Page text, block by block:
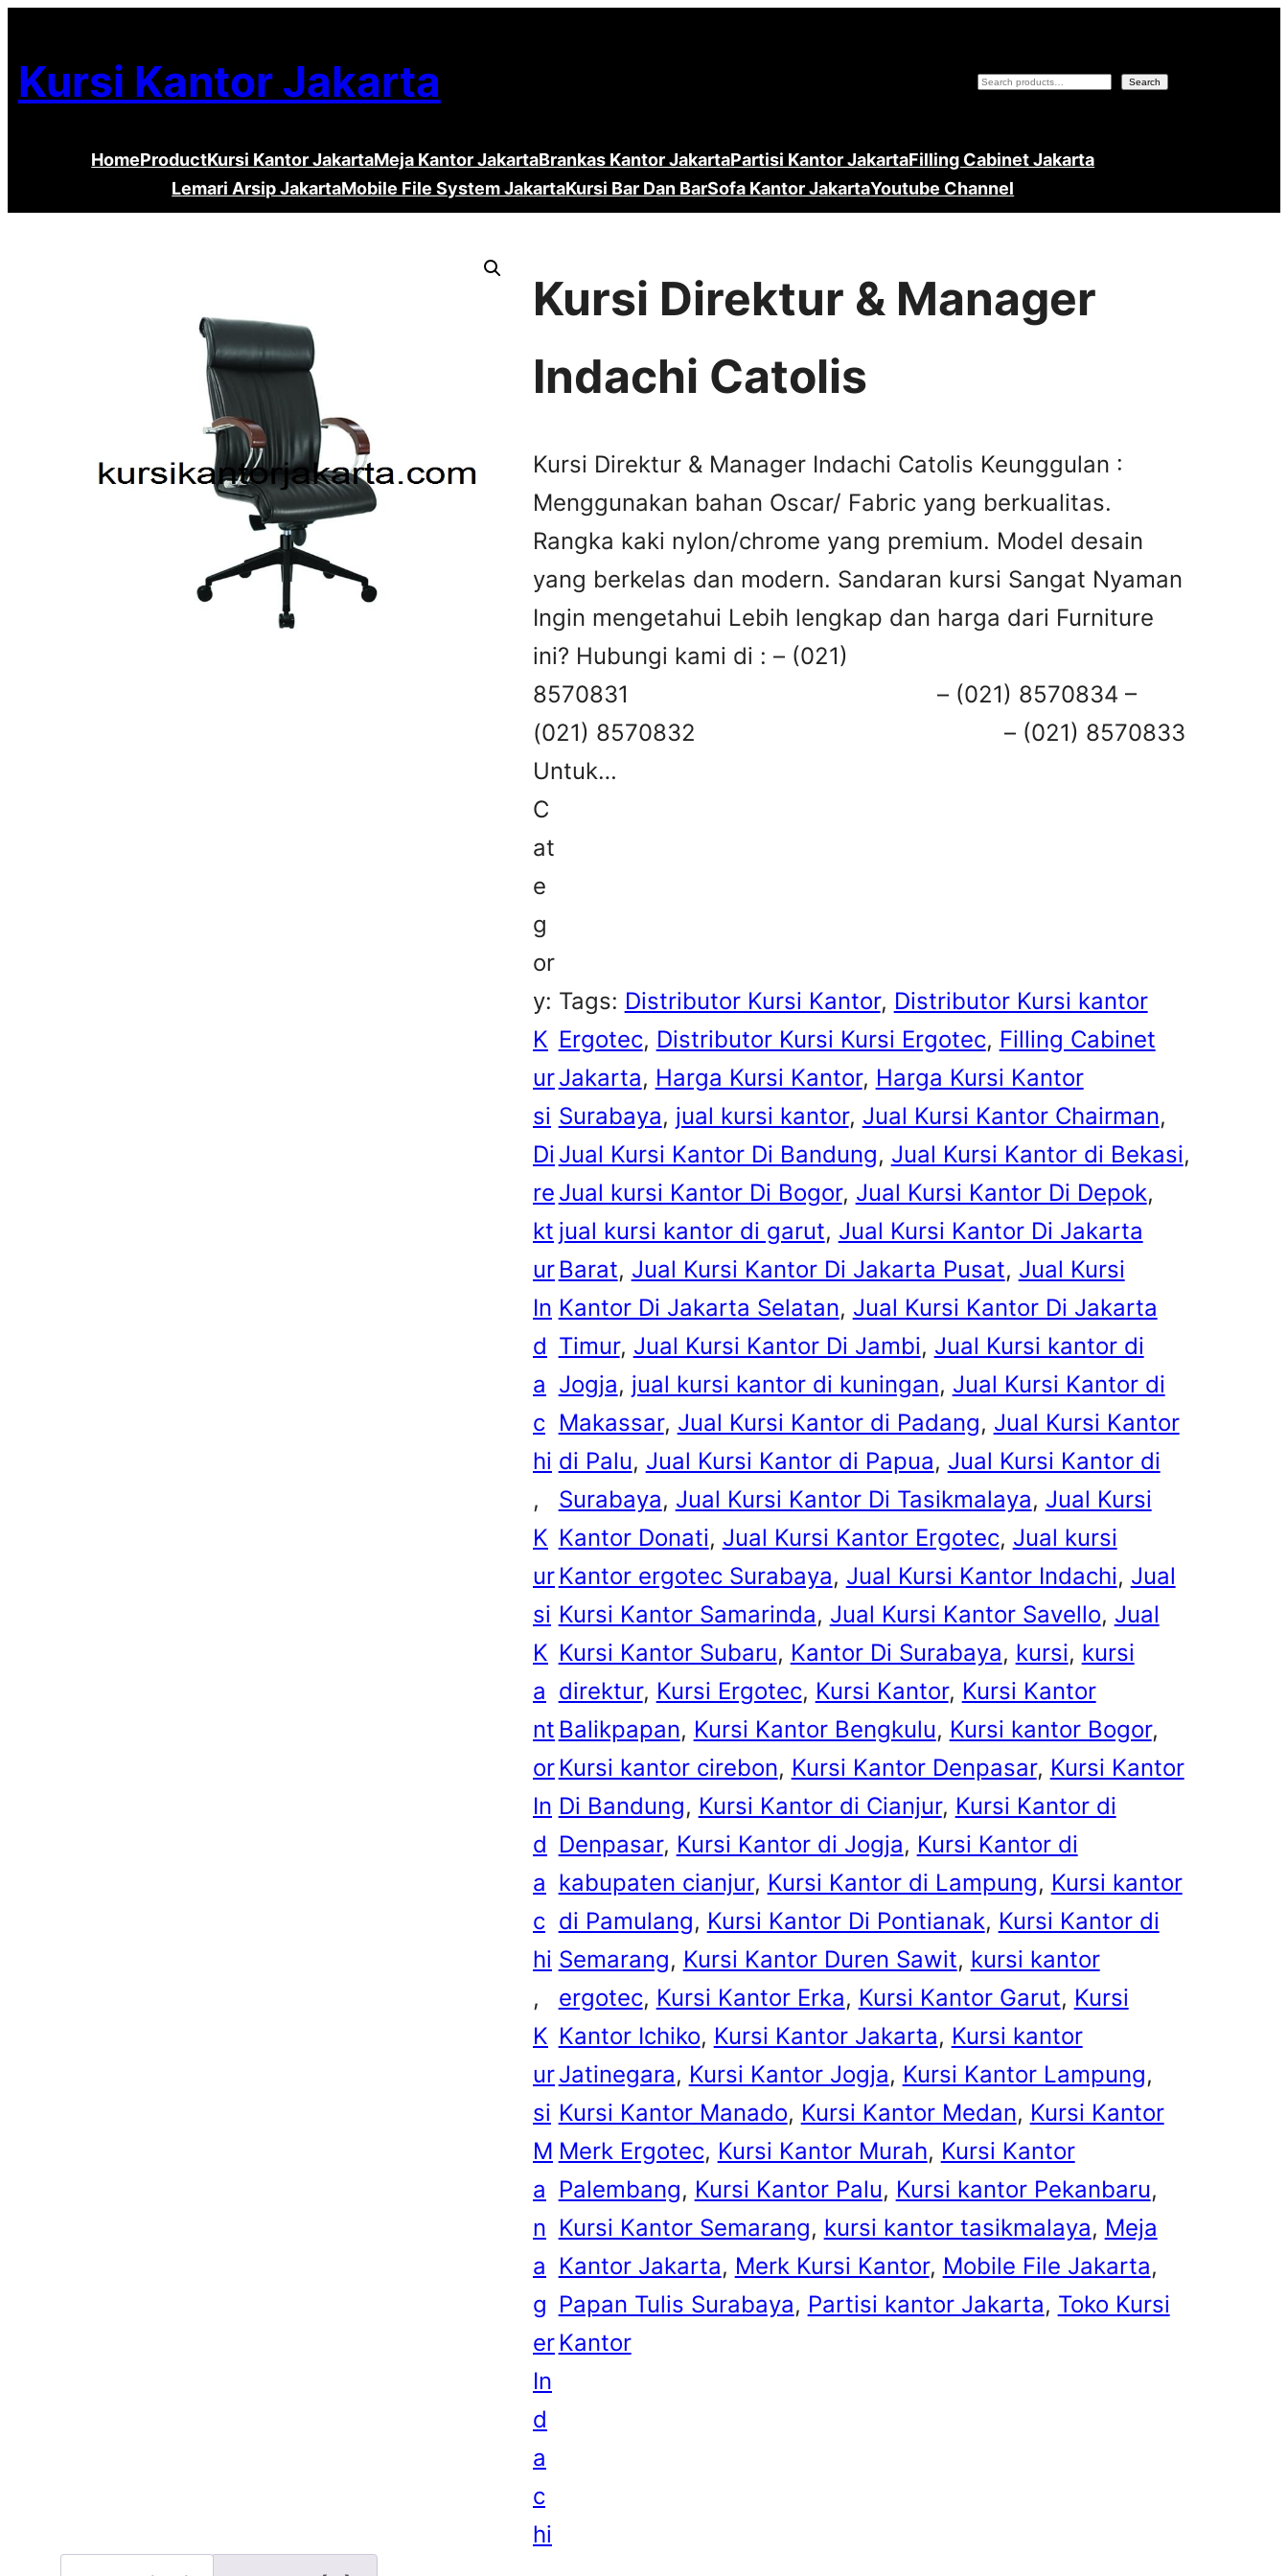
ke
konten
Kursi Kantor Jakarta Search Search
HomeProductKursi Kantor JakartaMeja Kantor JakartaBrankas Kantor JakartaPartisi Kantor JakartaFilling Cabinet Jakarta
Lemari Arsip JakartaMobile File System JakartaKursi Bar Dan BarSofa Kantor JakartaYoutube Channel
Kursi Direktur & Manager
Indachi Catolis
Kursi Direktur & Manager Indachi Catolis Keunggulan :
Menggunakan bahan Oscar/ Fabric yang berkualitas.
Rangka kaki nylon/chrome yang premium. Model desain
yang berkelas dan modern. Sandaran kursi Sangat Nyaman
Ingin mengetahui Lebih lengkap dan harga dari Furniture
ini? Hubungi kami di : – (021)
8570831 – (021) 8570834 –
(021) 8570832 – (021) 8570833
Untuk…
C
at
e
g
or
y:
K
ur
si
Di
re
kt
ur
In
d
a
c
hi
K
ur
si
K
a
nt
or
In
d
a
c
hi
K
ur
si
M
a
n
a
g
er
In
d
a
c
hi
Tags: Distributor Kursi Kantor, Distributor Kursi kantor
Ergotec, Distributor Kursi Kursi Ergotec, Filling Cabinet
Jakarta, Harga Kursi Kantor, Harga Kursi Kantor
Surabaya, jual kursi kantor, Jual Kursi Kantor Chairman
Jual Kursi Kantor Di Bandung, Jual Kursi Kantor di Bekasi
Jual kursi Kantor Di Bogor, Jual Kursi Kantor Di Depok
jual kursi kantor di garut, Jual Kursi Kantor Di Jakarta
Barat, Jual Kursi Kantor Di Jakarta Pusat, Jual Kursi
Kantor Di Jakarta Selatan, Jual Kursi Kantor Di Jakarta
Timur, Jual Kursi Kantor Di Jambi, Jual Kursi kantor di
Jogja, jual kursi kantor di kuningan, Jual Kursi Kantor di
Makassar, Jual Kursi Kantor di Padang, Jual Kursi Kantor
di Palu, Jual Kursi Kantor di Papua, Jual Kursi Kantor di
Surabaya, Jual Kursi Kantor Di Tasikmalaya, Jual Kursi
Kantor Donati, Jual Kursi Kantor Ergotec, Jual kursi
Kantor ergotec Surabaya, Jual Kursi Kantor Indachi, Jual
Kursi Kantor Samarinda, Jual Kursi Kantor Savello, Jual
Kursi Kantor Subaru, Kantor Di Surabaya, kursi, kursi
direktur, Kursi Ergotec, Kursi Kantor, Kursi Kantor
Balikpapan, Kursi Kantor Bengkulu, Kursi kantor Bogor
Kursi kantor cirebon, Kursi Kantor Denpasar, Kursi Kantor
Di Bandung, Kursi Kantor di Cianjur, Kursi Kantor di
Denpasar, Kursi Kantor di Jogja, Kursi Kantor di
kabupaten cianjur, Kursi Kantor di Lampung, Kursi kantor
di Pamulang, Kursi Kantor Di Pontianak, Kursi Kantor di
Semarang, Kursi Kantor Duren Sawit, kursi kantor
ergotec, Kursi Kantor Erka, Kursi Kantor Garut, Kursi
Kantor Ichiko, Kursi Kantor Jakarta, Kursi kantor
Jatinegara, Kursi Kantor Jogja, Kursi Kantor Lampung
Kursi Kantor Manado, Kursi Kantor Medan, Kursi Kantor
Merk Ergotec, Kursi Kantor Murah, Kursi Kantor
Palembang, Kursi Kantor Palu, Kursi kantor Pekanbaru
Kursi Kantor Semarang, kursi kantor tasikmalaya, Meja
Kantor Jakarta, Merk Kursi Kantor, Mobile File Jakarta
Papan Tulis Surabaya, Partisi kantor Jakarta, Toko Kursi
Kantor